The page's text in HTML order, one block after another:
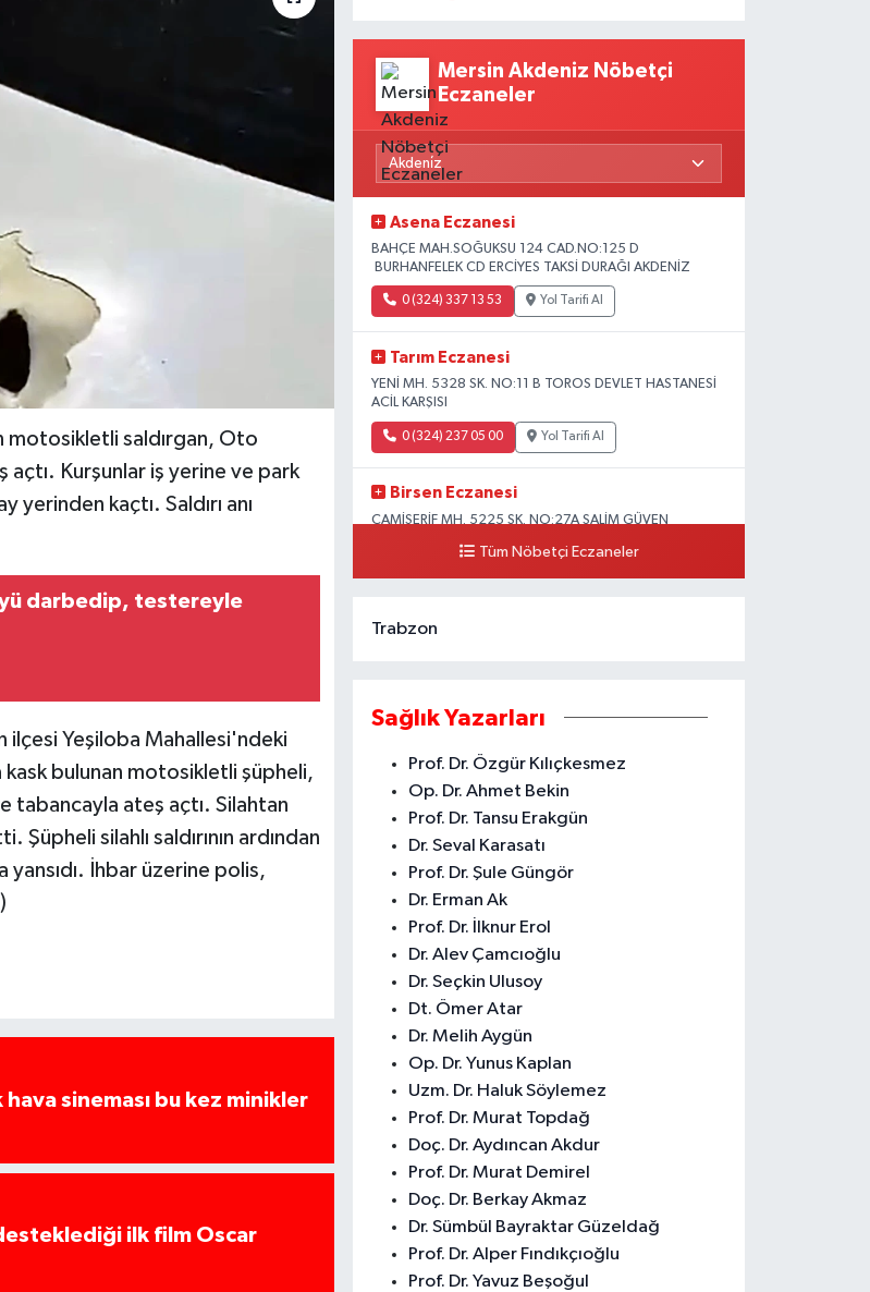
motosikletli saldırgan, Oto
Kurşunlar iş yerine ve park
kaçtı. Saldırı anı
darbedip, testereyle
ilçesi Yeşiloba Mahallesi'ndeki
bulunan motosikletli şüpheli,
tabancayla ateş açtı. Silahtan
silahlı saldırının ardından
yansıdı. İhbar üzerine polis,
sineması bu kez minikler
ilk film Oscar
Mersin Akdeniz Nöbetçi
Eczaneler
Asena Eczanesi
BAHÇE MAH.SOĞUKSU 124 CAD.NO:125 D
BURHANFELEK CD ERCİYES TAKSİ DURAĞI AKDENİZ
0 (324) 337 13 53 Yol Tarifi Al
Tarım Eczanesi
YENİ MH. 5328 SK. NO:11 B TOROS DEVLET HASTANESİ
ACİL KARŞISI
0 (324) 237 05 00 Yol Tarifi Al
Birsen Eczanesi
CAMİŞERİF MH. 5225 SK. NO:27A SALİM GÜVEN
Tüm Nöbetçi Eczaneler
Trabzon
Sağlık Yazarları
Prof. Dr. Özgür Kılıçkesmez
Op. Dr. Ahmet Bekin
Prof. Dr. Tansu Erakgün
Dr. Seval Karasatı
Prof. Dr. Şule Güngör
Dr. Erman Ak
Prof. Dr. İlknur Erol
Dr. Alev Çamcıoğlu
Dr. Seçkin Ulusoy
Dt. Ömer Atar
Dr. Melih Aygün
Op. Dr. Yunus Kaplan
Uzm. Dr. Haluk Söylemez
Prof. Dr. Murat Topdağ
Doç. Dr. Aydıncan Akdur
Prof. Dr. Murat Demirel
Doç. Dr. Berkay Akmaz
Dr. Sümbül Bayraktar Güzeldağ
Prof. Dr. Alper Fındıkçıoğlu
Prof. Dr. Yavuz Beşoğul